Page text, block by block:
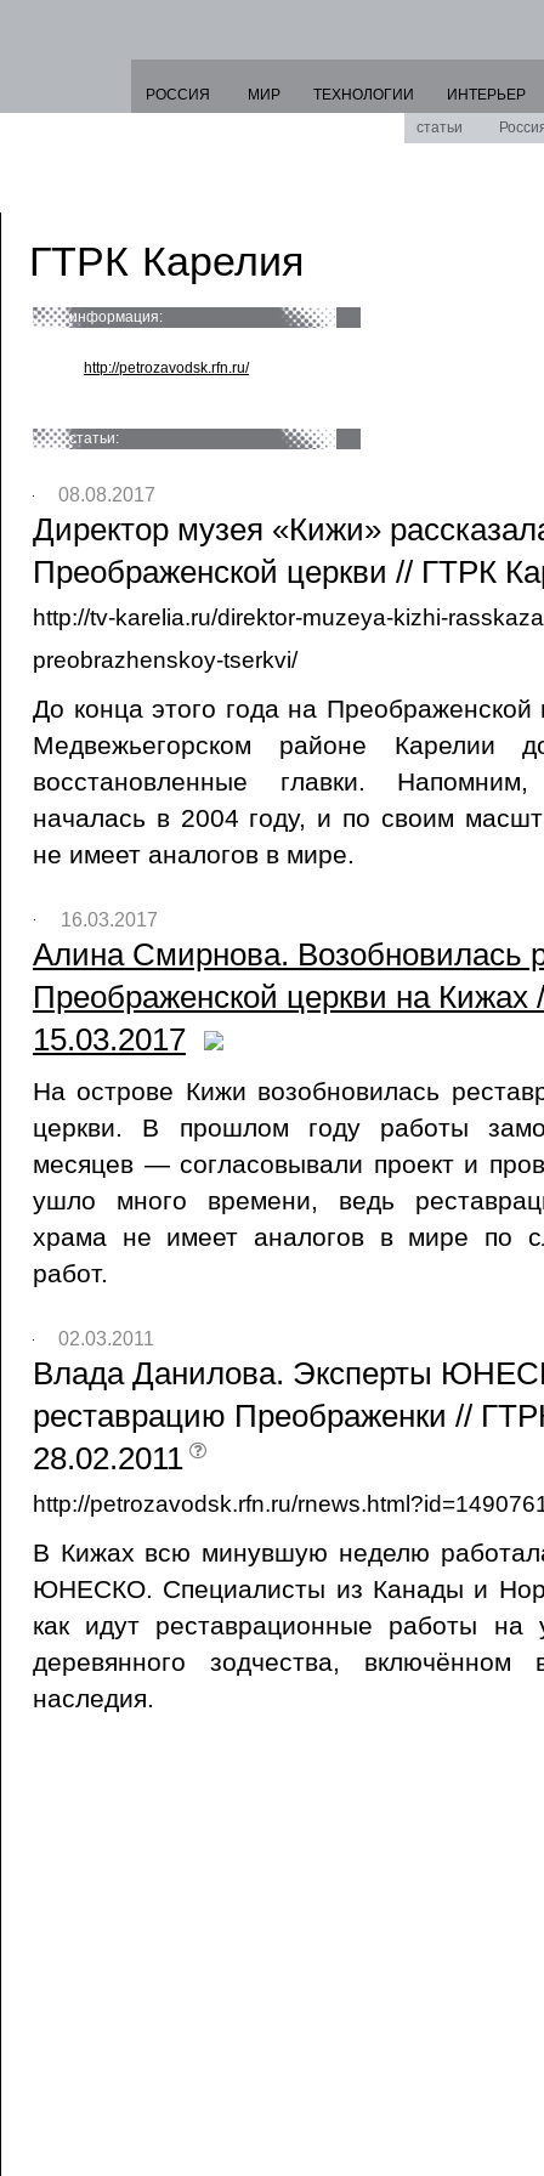
РОССИЯ МИР ТЕХНОЛОГИИ
ИНТЕРЬЕР
статьи
ГТРК Карелия
информация:
http://petrozavodsk.rfn.ru/
статьи:
08.08.2017
Директор музея «Кижи»
Преображенской церкви // ГТРК
http://tv-karelia.ru/direktor-muzeya-kizhi-
preobrazhenskoy-tserkvi/
До конца этого года на
Медвежьегорском районе Карелии
восстановленные главки.
началась в 2004 году, и по своим
не имеет аналогов в мире.
16.03.2017
Алина Смирнова. Возобновилась
Преображенской церкви на Кижах
15.03.2017
На острове Кижи возобновилась
церкви. В прошлом году работы
месяцев — согласовывали проект и
ушло много времени, ведь
храма не имеет аналогов в мире по
работ.
02.03.2011
Влада Данилова. Эксперты
реставрацию Преображенки //
28.02.2011
http://petrozavodsk.rfn.ru/
В Кижах всю минувшую неделю
ЮНЕСКО. Специалисты из Канады и
как идут реставрационные работы на
деревянного зодчества, включённом
наследия.